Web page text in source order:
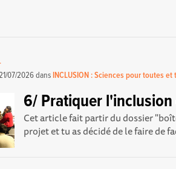
07/2026dans INCLUSION : Sciences pour toutes et
6/ Pratiquer
Cet article fait partir du dossier
projet et tu as décidé de le faire de